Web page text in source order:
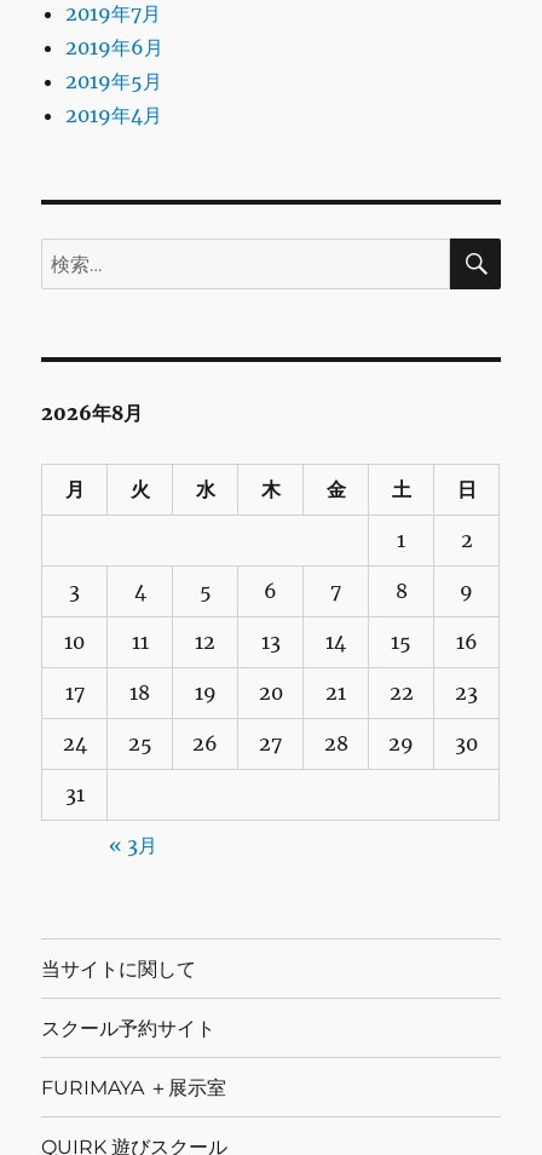
2019年7月
2019年6月
2019年5月
2019年4月
検
索:
検
2026年8月
月 火 水 木 金 土 日
1 2
3 4 5 6 7 8 9
10 11 12 13 14 15 16
17 18 19 20 21 22 23
24 25 26 27 28 29 30
31
« 3月
当サイトに関して
スクール予約サイト
FURIMAYA ＋展示室
QUIRK 遊びスクール